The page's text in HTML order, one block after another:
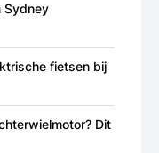
Sydney
fietsen bij
Dit